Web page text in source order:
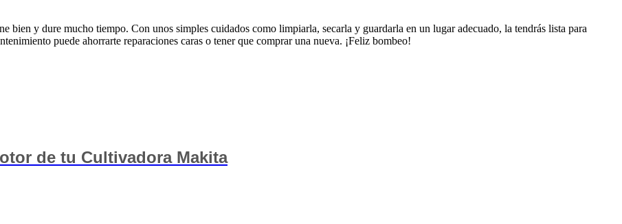
bien y dure mucho tiempo. Con unos simples cuidados como limpiarla, secarla y guardarla en un lugar adecuado, la tendrás lista para
puede ahorrarte reparaciones caras o tener que comprar una nueva. ¡Feliz bombeo!
de tu Cultivadora Makita